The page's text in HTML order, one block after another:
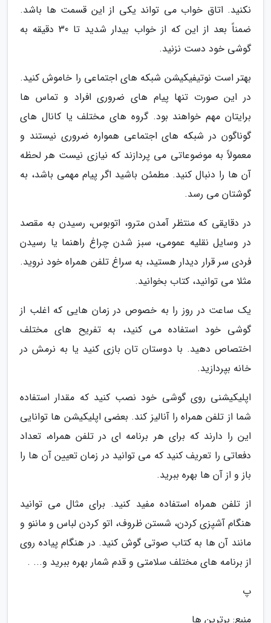
نکنید. اتاق خواب می تواند یکی از این قسمت ها باشد.
ضمناً بعد از این که از خواب بیدار شدید تا 30 دقیقه به
گوشی خود دست نزنید.
بهتر است نوتیفیکیشن شبکه های اجتماعی را خاموش کنید.
در این صورت تنها پیام های ضروری افراد و تماس ها
برایتان مهم خواهند بود. گروه های مختلف یا کانال های
گوناگون در شبکه های اجتماعی همواره ضروری نیستند و
معمولاً به موضوعاتی می پردازند که نیازی نیست هر لحظه
آن ها را دنبال کنید. مطمئن باشید اگر پیام مهمی باشد، به
گوشتان می رسد.
در دقایقی که منتظر آمدن مترو، اتوبوس، رسیدن به مقصد
در وسایل نقلیه عمومی، سبز شدن چراغ راهنما یا رسیدن
فردی سر قرار دیدار هستید، به سراغ تلفن همراه خود نروید.
مثلا می توانید، کتاب بخوانید.
یک ساعت در روز را به خصوص در زمان هایی که اغلب از
گوشی خود استفاده می کنید، به تفریح های مختلف
اختصاص دهید. با دوستان تان بازی کنید یا به نرمش در
خانه بپردازید.
اپلیکیشنی روی گوشی خود نصب کنید که مقدار استفاده
شما از تلفن همراه را آنالیز کند. بعضی اپلیکیشن ها توانایی
این را دارند که برای هر برنامه ای در تلفن همراه، تعداد
دفعاتی را تعریف کنید که می توانید در زمان تعیین آن ها را
باز و از آن ها بهره ببرید.
از تلفن همراه استفاده مفید کنید. برای مثال می توانید
هنگام آشپزی کردن، شستن ظروف، اتو کردن لباس و ماننو و
مانند آن ها به کتاب صوتی گوش کنید. در هنگام پیاده روی
از برنامه های مختلف سلامتی و قدم شمار بهره ببرید و... .
پ
منبع: برترین ها